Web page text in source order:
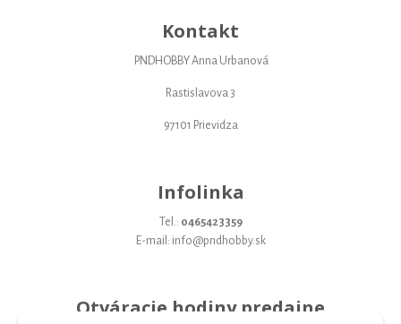
Kontakt
PNDHOBBY Anna Urbanová
Rastislavova 3
97101 Prievidza
Infolinka
Tel.: 0465423359
E-mail: info@pndhobby.sk
Otváracie hodiny predajne